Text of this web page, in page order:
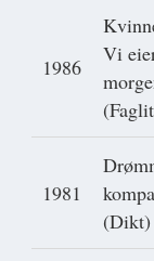
1986
Vi
1981
(Dikt)